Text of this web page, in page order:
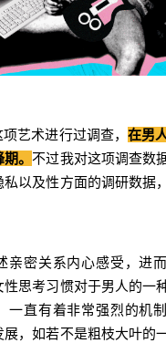
艺术进行过调查， 在男
期。不过我对这项调查数
以及性方面的调研数据
亲密关系内心感受，进
思考习惯对于男人的一
一直有着非常强烈的机
展，如若不是粗枝大叶的